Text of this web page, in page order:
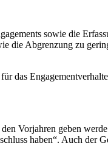
sowie die
die Abgrenzung zu
für das Engagement
Vorjahren geben
haben“. Auch der